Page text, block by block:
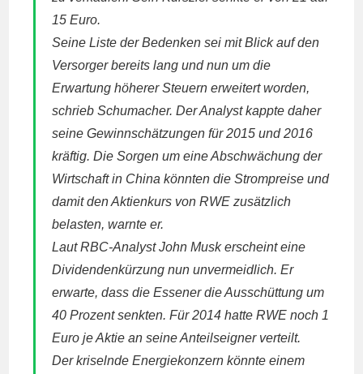
15 Euro.
Seine Liste der Bedenken sei mit Blick auf den
Versorger bereits lang und nun um die
Erwartung höherer Steuern erweitert worden,
schrieb Schumacher. Der Analyst kappte daher
seine Gewinnschätzungen für 2015 und 2016
kräftig. Die Sorgen um eine Abschwächung der
Wirtschaft in China könnten die Strompreise und
damit den Aktienkurs vonRWE zusätzlich
belasten, warnte er.
LautRBC-Analyst John Musk erscheint eine
Dividendenkürzung nun unvermeidlich. Er
erwarte, dass die Essener die Ausschüttung um
40 Prozent senkten. Für 2014 hatteRWE noch 1
Euro je Aktie an seine Anteilseigner verteilt.
Der kriselnde Energiekonzern könnte einem